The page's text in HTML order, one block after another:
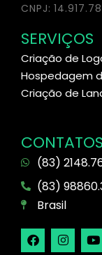
CNPJ:
SERVIÇOS
Criação de
Hospedagem
Criação de
CONTATOS
(83)
(83)
Brasil